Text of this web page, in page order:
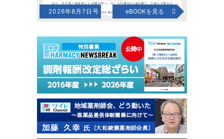
2026年8月7日号 eBOOKを見る